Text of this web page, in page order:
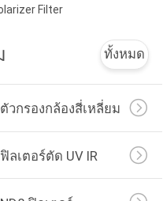
Filter
ทั้งหมด
ตัวกรองกล้องสี่เหลี่ยม
ฟิลเตอร์ตัด UV IR